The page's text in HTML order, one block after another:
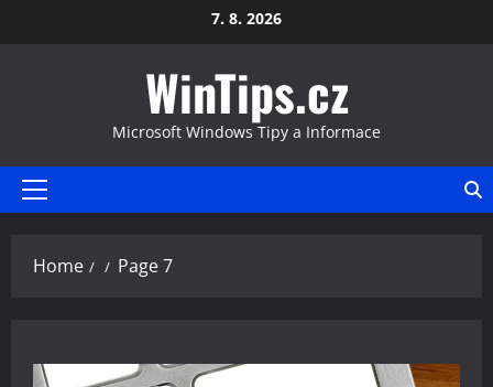
to
7. 8. 2026
WinTips.cz
Microsoft Windows Tipy a Informace
Primary
Home Page 7